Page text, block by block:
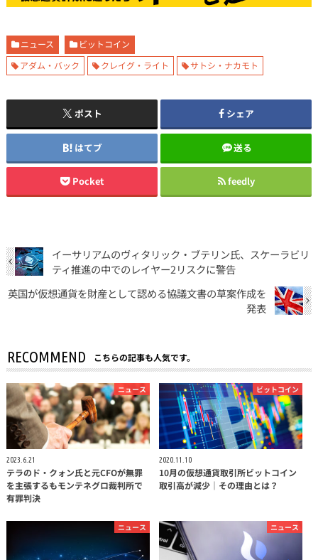
ニュース
ビットコイン
アダム・バック
クレイグ・ライト サトシ・ナカモト
ポスト シェア
はてブ 送る
Pocket feedly
イーサリアムのヴィタリック・ブテリン氏、スケーラビリ
ティ推進の中でのレイヤー2リスクに警告
英国が仮想通貨を財産として認める協議文書の草案作成を
発表
RECOMMEND こちらの記事も人気です。
ニュース
2023.6.21
テラのド・クォン氏と元CFOが無罪
を主張するもモンテネグロ裁判所で
有罪判決
ビットコイン
2020.11.10
10月の仮想通貨取引所ビットコイン
取引高が減少｜その理由とは？
ニュース ニュース